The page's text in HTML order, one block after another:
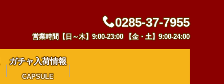
0285-37-7955
営業時間【日～木】9:00-23:00 【金・土】9:00-24:00
ガチャ入荷情報
CAPSULE